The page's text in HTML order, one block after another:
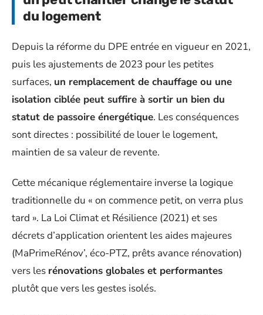
du logement
Depuis la réforme du DPE entrée en vigueur en 2021,
puis les ajustements de 2023 pour les petites
surfaces, un remplacement de chauffage ou une
isolation ciblée peut suffire à sortir un bien du
statut de passoire énergétique. Les conséquences
sont directes : possibilité de louer le logement,
maintien de sa valeur de revente.
Cette mécanique réglementaire inverse la logique
traditionnelle du « on commence petit, on verra plus
tard ». La Loi Climat et Résilience (2021) et ses
décrets d’application orientent les aides majeures
(MaPrimeRénov’, éco-PTZ, prêts avance rénovation)
vers les rénovations globales et performantes
plutôt que vers les gestes isolés.